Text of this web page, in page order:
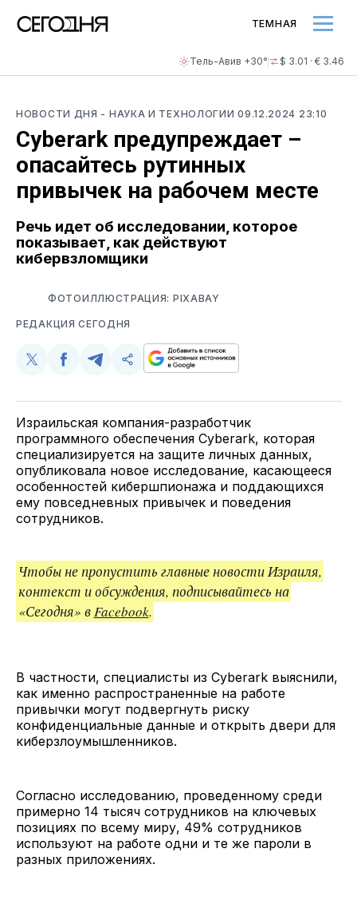
Тель-Авив +30° $ 3.01 · € 3.46
ТЕМНАЯ
НОВОСТИ ДНЯ - НАУКА И ТЕХНОЛОГИИ09.12.2024 23:10
Cyberark предупреждает –
опасайтесь рутинных
привычек на рабочем месте
Речь идет об исследовании, которое
показывает, как действуют
кибервзломщики
ФОТОИЛЛЮСТРАЦИЯ: PIXABAY
РЕДАКЦИЯ СЕГОДНЯ
Поделиться
Twitter
Поделиться
Facebook
Поделиться
Telegram
Скопируйте
поделитесь
Израильская компания-разработчик
программного обеспечения Cyberark, которая
специализируется на защите личных данных,
опубликовала новое исследование, касающееся
особенностей кибершпионажа и поддающихся
ему повседневных привычек и поведения
сотрудников.
Чтобы не пропустить главные новости Израиля,
контекст и обсуждения, подписывайтесь на
«Сегодня» вFacebook.
В частности, специалисты из Cyberark выяснили,
как именно распространенные на работе
привычки могут подвергнуть риску
конфиденциальные данные и открыть двери для
киберзлоумышленников.
Согласно исследованию, проведенному среди
примерно 14 тысяч сотрудников на ключевых
позициях по всему миру, 49% сотрудников
используют на работе одни и те же пароли в
разных приложениях.